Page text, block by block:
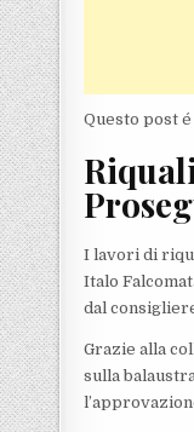
Questo post
I lavori di
Italo
dal
Grazie alla
sulla